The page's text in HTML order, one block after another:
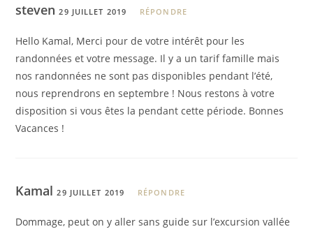
steven29 JUILLET 2019 RÉPONDRE
Hello Kamal, Merci pour de votre intérêt pour les
randonnées et votre message. Il y a un tarif famille mais
nos randonnées ne sont pas disponibles pendant l’été,
nous reprendrons en septembre ! Nous restons à votre
disposition si vous êtes la pendant cette période. Bonnes
Vacances !
Kamal29 JUILLET 2019 RÉPONDRE
Dommage, peut on y aller sans guide sur l’excursion vallée